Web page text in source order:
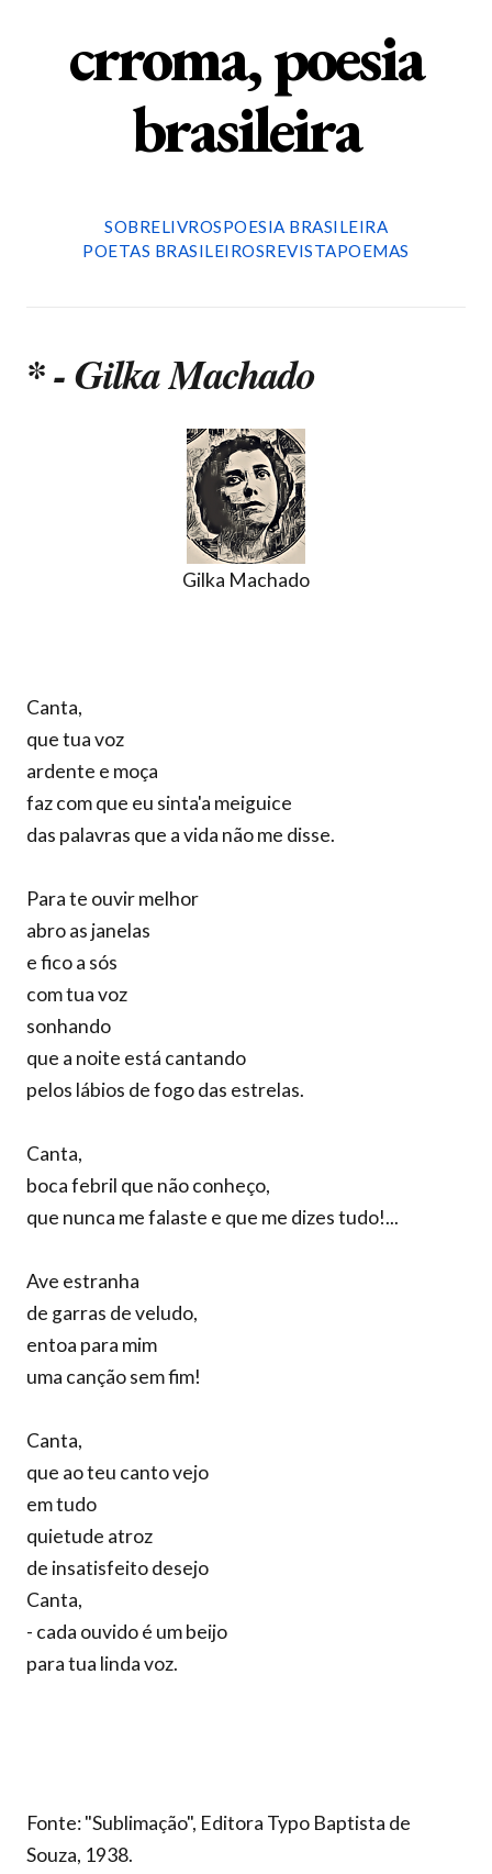
crroma, poesia
brasileira
SOBRELIVROSPOESIA BRASILEIRA
POETAS BRASILEIROSREVISTAPOEMAS
* - Gilka Machado
Gilka Machado
Canta,
que tua voz
ardente e moça
faz com que eu sinta'a meiguice
das palavras que a vida não me disse.
Para te ouvir melhor
abro as janelas
e fico a sós
com tua voz
sonhando
que a noite está cantando
pelos lábios de fogo das estrelas.
Canta,
boca febril que não conheço,
que nunca me falaste e que me dizes tudo!...
Ave estranha
de garras de veludo,
entoa para mim
uma canção sem fim!
Canta,
que ao teu canto vejo
em tudo
quietude atroz
de insatisfeito desejo
Canta,
- cada ouvido é um beijo
para tua linda voz.
Fonte: "Sublimação", Editora Typo Baptista de
Souza, 1938.